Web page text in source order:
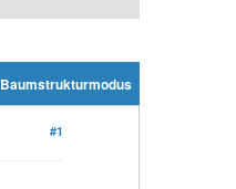
Baumstrukturmodus
#1